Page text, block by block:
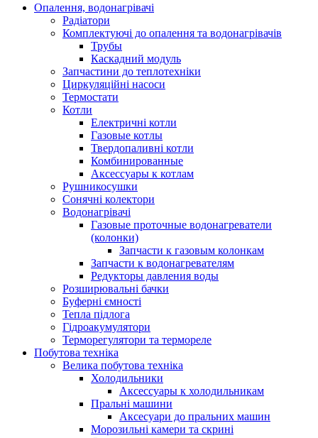
Опалення, водонагрівачі
Радіатори
Комплектуючі до опалення та водонагрівачів
Трубы
Каскадний модуль
Запчастини до теплотехніки
Циркуляційні насоси
Термостати
Котли
Електричні котли
Газовые котлы
Твердопаливні котли
Комбинированные
Аксессуары к котлам
Рушникосушки
Сонячні колектори
Водонагрівачі
Газовые проточные водонагреватели
(колонки)
Запчасти к газовым колонкам
Запчасти к водонагревателям
Редукторы давления воды
Розширювальні бачки
Буферні ємності
Тепла підлога
Гідроакумулятори
Терморегулятори та термореле
Побутова техніка
Велика побутова техніка
Холодильники
Аксессуары к холодильникам
Пральні машини
Аксесуари до пральних машин
Морозильні камери та скрині